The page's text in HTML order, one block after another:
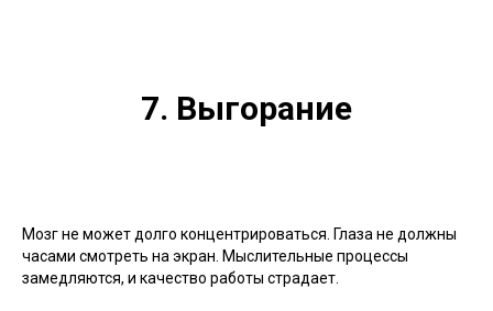
7. Выгорание
Мозг не может долго концентрироваться. Глаза не должны
часами смотреть на экран. Мыслительные процессы
замедляются, и качество работы страдает.